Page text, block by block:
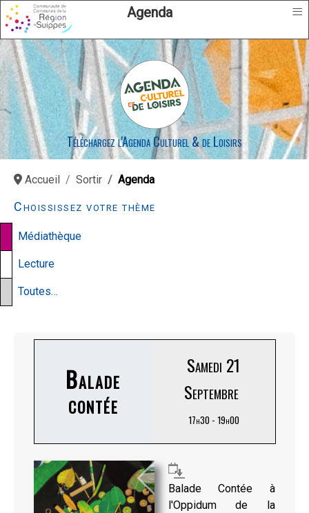
Agenda ≡
Téléchargez l'Agenda Culturel & de Loisirs
Accueil Sortir Agenda
Choississez votre thème
Médiathèque
Lecture
Toutes…
Balade
contée
Samedi 21
Septembre
17h30 - 19h00
Balade Contée à
l'Oppidum de la